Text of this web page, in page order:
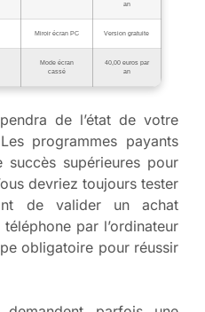
an
Miroir écran PC Version gratuite
Mode écran
cassé
40,00 euros par
an
de l’état de votre
programmes payants
supérieures pour
devriez toujours tester
de valider un achat
par l’ordinateur
obligatoire pour réussir